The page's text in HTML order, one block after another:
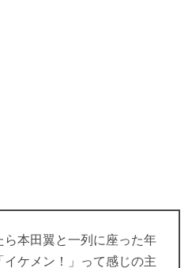
ら本田翼と一列に座った年
イケメン！」って感じの主